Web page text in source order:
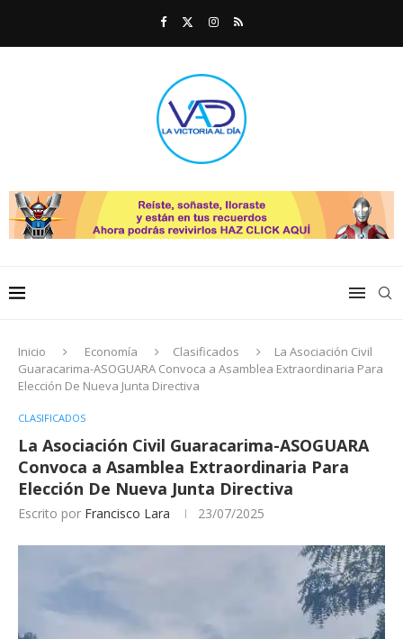
Inicio Economía Clasificados
La Asociación Civil
Guaracarima-ASOGUARA Convoca a Asamblea Extraordinaria Para
Elección De Nueva Junta Directiva
CLASIFICADOS
La Asociación Civil Guaracarima-ASOGUARA
Convoca a Asamblea Extraordinaria Para
Elección De Nueva Junta Directiva
Escrito por Francisco Lara 23/07/2025